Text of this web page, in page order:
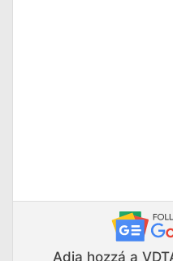
Adja hozzá a